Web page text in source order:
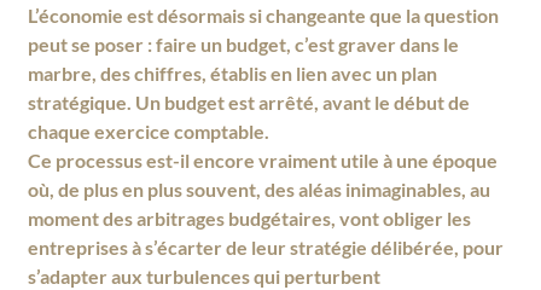
L’économie est désormais si changeante que la question
peut se poser : faire un budget, c’est graver dans le
marbre, des chiffres, établis en lien avec un plan
stratégique. Un budget est arrêté, avant le début de
chaque exercice comptable.
Ce processus est-il encore vraiment utile à une époque
où, de plus en plus souvent, des aléas inimaginables, au
moment des arbitrages budgétaires, vont obliger les
entreprises à s’écarter de leur stratégie délibérée, pour
s’adapter aux turbulences qui perturbent